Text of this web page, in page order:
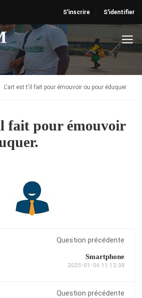
S'inscrire S'identifier
L'art est t'il fait pour émouvoir ou pour éduquer.
fait pour émouvoir
Question précédente
Smartphone
2025-01-04 11:12:38
Question précédente